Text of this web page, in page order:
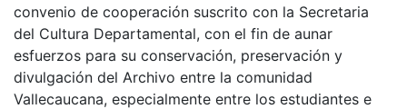
convenio de cooperación suscrito con la Secretaria
del Cultura Departamental, con el fin de aunar
esfuerzos para su conservación, preservación y
divulgación del Archivo entre la comunidad
Vallecaucana, especialmente entre los estudiantes e